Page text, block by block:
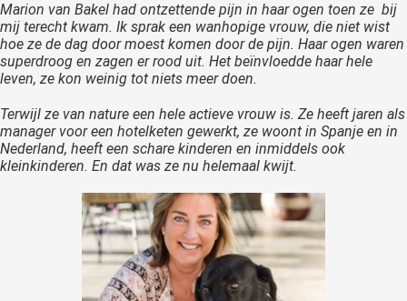
Marion van Bakel had ontzettende pijn in haar ogen toen ze bij
mij terecht kwam. Ik sprak een wanhopige vrouw, die niet wist
hoe ze de dag door moest komen door de pijn. Haar ogen waren
superdroog en zagen er rood uit. Het beïnvloedde haar hele
leven, ze kon weinig tot niets meer doen.
Terwijl ze van nature een hele actieve vrouw is. Ze heeft jaren als
manager voor een hotelketen gewerkt, ze woont in Spanje en in
Nederland, heeft een schare kinderen en inmiddels ook
kleinkinderen. En dat was ze nu helemaal kwijt.